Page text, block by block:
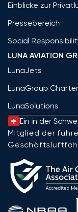
Einblicke zur
Pressebereich
Social
LUNA AVIATION
LunaJets
LunaGroup Charter
LunaSolutions
Ein in der
Mitglied der